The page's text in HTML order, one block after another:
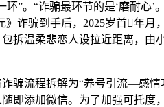
环”。“诈骗最环节的是‘磨耐
》诈骗到手后，2025岁首年
拆温柔悲恋人设拉近距离，
流程拆解为“养号引流—感情
即添加微信。为了加强可托度